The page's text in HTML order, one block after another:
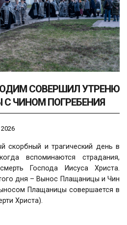
СОВЕРШИЛ УТРЕНЮ
С ЧИНОМ ПОГРЕБЕНИЯ
скорбный и трагический день в
вспоминаются страдания,
Господа Иисуса Христа.
дня – Вынос Плащаницы и Чин
Плащаницы совершается в
Христа).